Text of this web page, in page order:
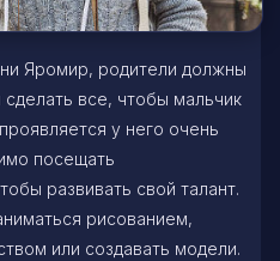
Яромир, родители должны
все, чтобы мальчик
у него очень
посещать
развивать свой талант.
рисованием,
или создавать модели.